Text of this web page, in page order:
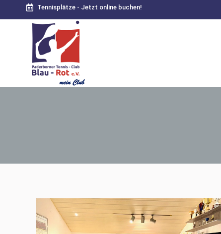
Tennisplätze - Jetzt online buchen!